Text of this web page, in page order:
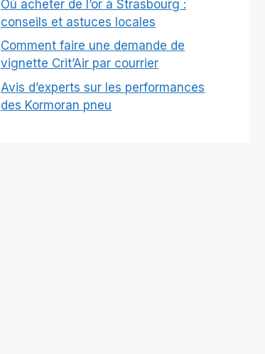
Où acheter de l’or à Strasbourg :
conseils et astuces locales
Comment faire une demande de
vignette Crit’Air par courrier
Avis d’experts sur les performances
des Kormoran pneu